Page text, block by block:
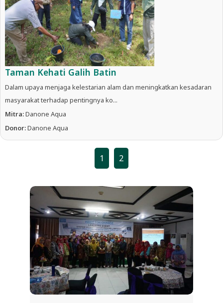
Taman Kehati Galih Batin
Dalam upaya menjaga kelestarian alam dan meningkatkan kesadaran
masyarakat terhadap pentingnya ko...
Mitra:Danone Aqua
Donor:Danone Aqua
1 2